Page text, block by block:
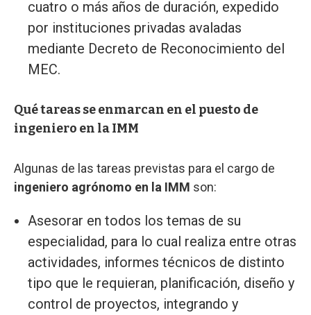
cuatro o más años de duración, expedido
por instituciones privadas avaladas
mediante Decreto de Reconocimiento del
MEC.
Qué tareas se enmarcan en el puesto de
ingeniero en la IMM
Algunas de las tareas previstas para el cargo de
ingeniero agrónomo en la IMM son:
Asesorar en todos los temas de su
especialidad, para lo cual realiza entre otras
actividades, informes técnicos de distinto
tipo que le requieran, planificación, diseño y
control de proyectos, integrando y